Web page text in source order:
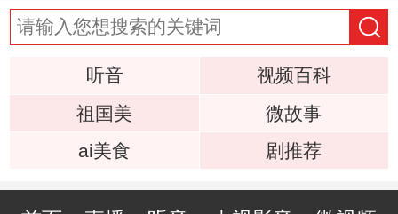
听音
视频百科
祖国美
微故事
ai美食
剧推荐